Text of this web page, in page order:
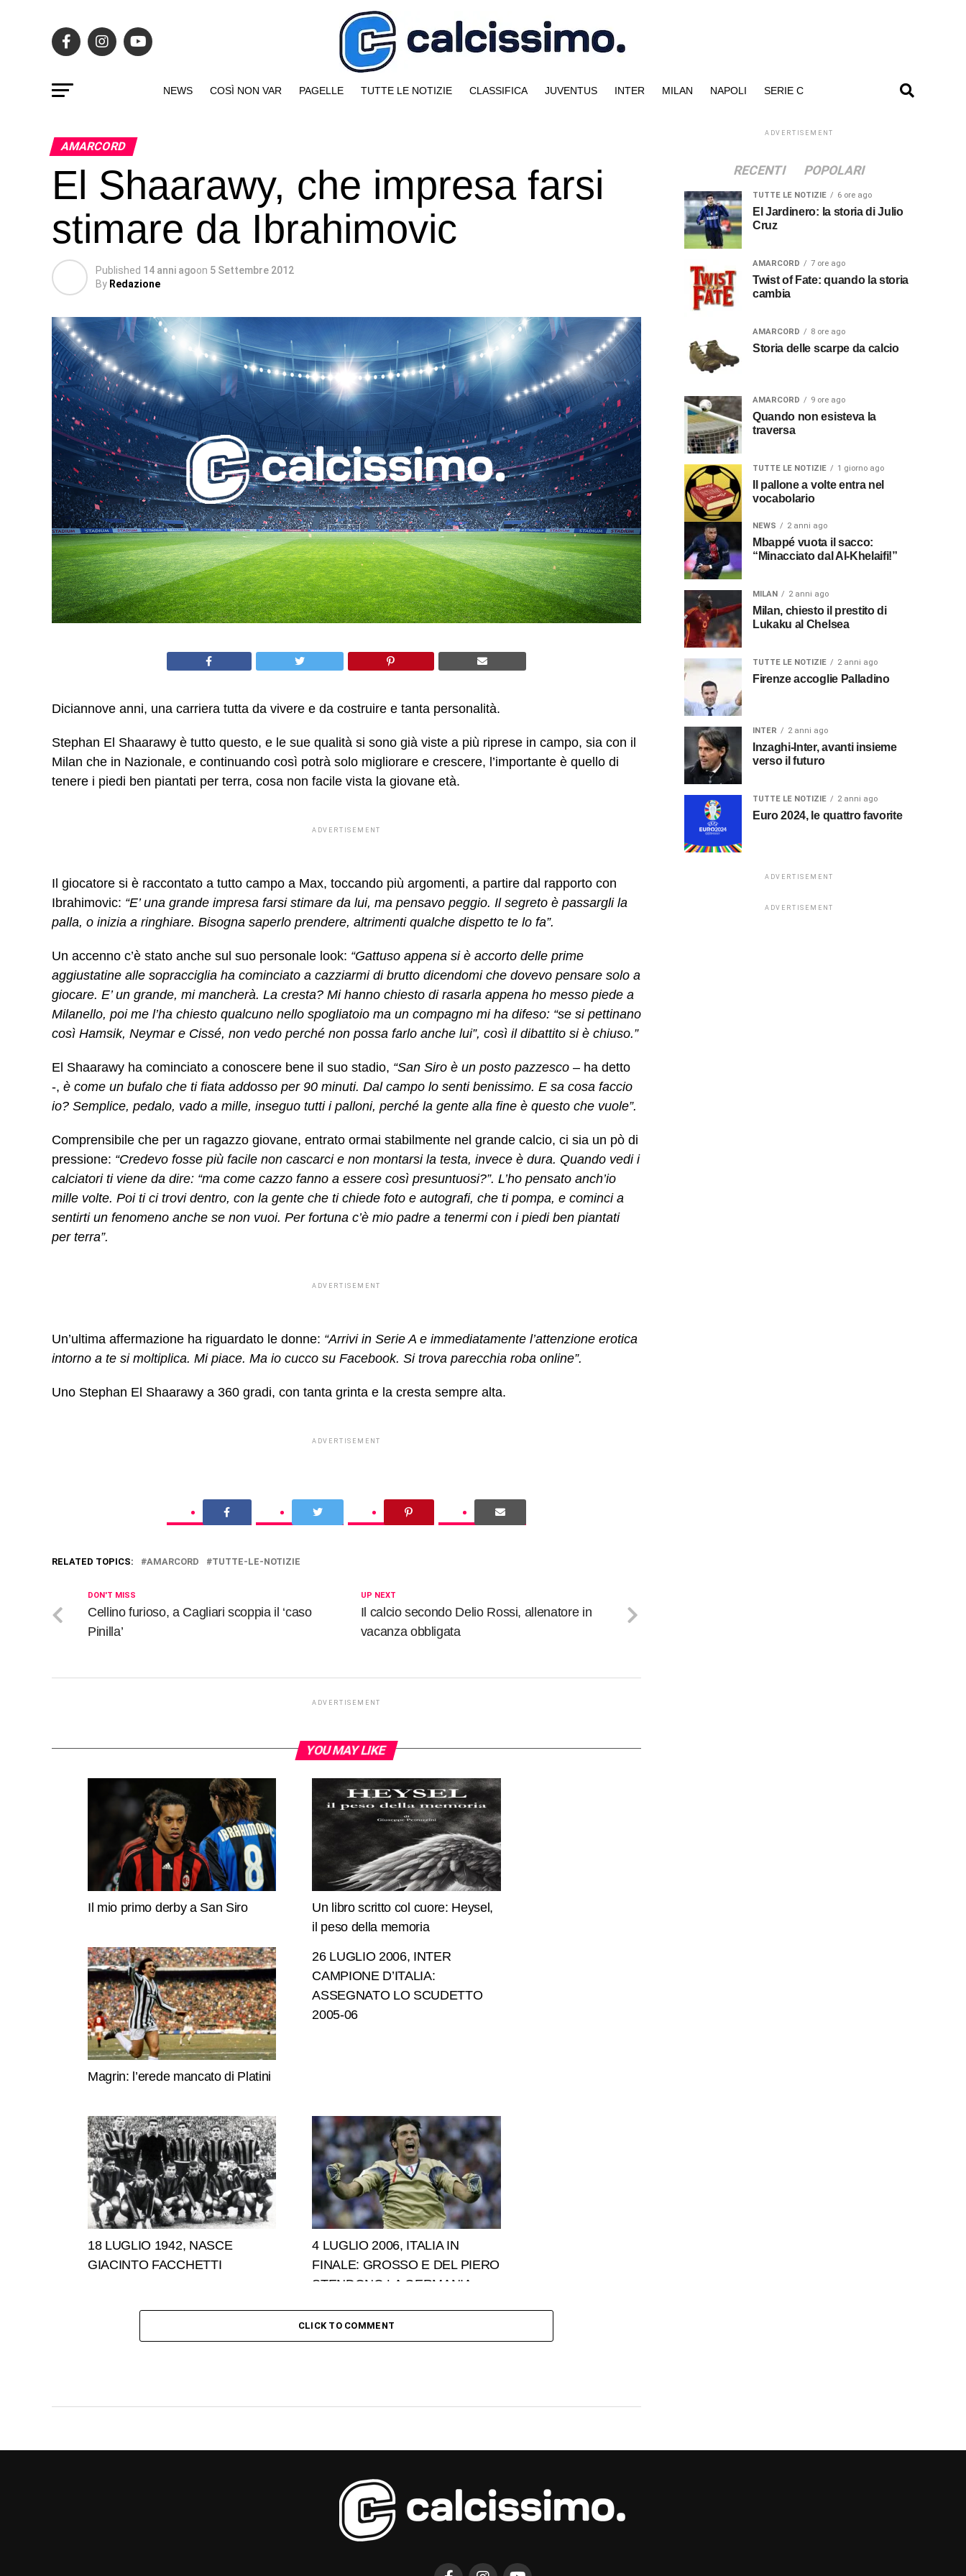
NEWS COSÌ NON VAR PAGELLE TUTTE LE NOTIZIE CLASSIFICA JUVENTUS INTER MILAN NAPOLI SERIE C
AMARCORD
El Shaarawy, che impresa farsi
stimare da Ibrahimovic
Published 14 anni agoon 5 Settembre 2012
By Redazione
Diciannove anni, una carriera tutta da vivere e da costruire e tanta personalità.
Stephan El Shaarawy è tutto questo, e le sue qualità si sono già viste a più riprese in campo, sia con il
Milan che in Nazionale, e continuando così potrà solo migliorare e crescere, l’importante è quello di
tenere i piedi ben piantati per terra, cosa non facile vista la giovane età.
ADVERTISEMENT
Il giocatore si è raccontato a tutto campo a Max, toccando più argomenti, a partire dal rapporto con
Ibrahimovic: “E’ una grande impresa farsi stimare da lui, ma pensavo peggio. Il segreto è passargli la
palla, o inizia a ringhiare. Bisogna saperlo prendere, altrimenti qualche dispetto te lo fa”.
Un accenno c’è stato anche sul suo personale look: “Gattuso appena si è accorto delle prime
aggiustatine alle sopracciglia ha cominciato a cazziarmi di brutto dicendomi che dovevo pensare solo a
giocare. E’ un grande, mi mancherà. La cresta? Mi hanno chiesto di rasarla appena ho messo piede a
Milanello, poi me l’ha chiesto qualcuno nello spogliatoio ma un compagno mi ha difeso: “se si pettinano
così Hamsik, Neymar e Cissé, non vedo perché non possa farlo anche lui”, così il dibattito si è chiuso.”
El Shaarawy ha cominciato a conoscere bene il suo stadio, “San Siro è un posto pazzesco – ha detto
-, è come un bufalo che ti fiata addosso per 90 minuti. Dal campo lo senti benissimo. E sa cosa faccio
io? Semplice, pedalo, vado a mille, inseguo tutti i palloni, perché la gente alla fine è questo che vuole”.
Comprensibile che per un ragazzo giovane, entrato ormai stabilmente nel grande calcio, ci sia un pò di
pressione: “Credevo fosse più facile non cascarci e non montarsi la testa, invece è dura. Quando vedi i
calciatori ti viene da dire: “ma come cazzo fanno a essere così presuntuosi?”. L’ho pensato anch’io
mille volte. Poi ti ci trovi dentro, con la gente che ti chiede foto e autografi, che ti pompa, e cominci a
sentirti un fenomeno anche se non vuoi. Per fortuna c’è mio padre a tenermi con i piedi ben piantati
per terra”.
ADVERTISEMENT
Un’ultima affermazione ha riguardato le donne: “Arrivi in Serie A e immediatamente l’attenzione erotica
intorno a te si moltiplica. Mi piace. Ma io cucco su Facebook. Si trova parecchia roba online”.
Uno Stephan El Shaarawy a 360 gradi, con tanta grinta e la cresta sempre alta.
ADVERTISEMENT
RELATED TOPICS: AMARCORD TUTTE-LE-NOTIZIE
UP NEXT
Il calcio secondo Delio Rossi, allenatore in
vacanza obbligata
DON'T MISS
Cellino furioso, a Cagliari scoppia il ‘caso
Pinilla’
ADVERTISEMENT
YOU MAY LIKE
Il mio primo derby a San Siro
Un libro scritto col cuore: Heysel,
il peso della memoria
Magrin: l’erede mancato di Platini
26 LUGLIO 2006, INTER
CAMPIONE D’ITALIA:
ASSEGNATO LO SCUDETTO
2005-06
18 LUGLIO 1942, NASCE
GIACINTO FACCHETTI
4 LUGLIO 2006, ITALIA IN
FINALE: GROSSO E DEL PIERO
STENDONO LA GERMANIA
CLICK TO COMMENT
ADVERTISEMENT
RECENTI POPOLARI
TUTTE LE NOTIZIE 6 ore ago
El Jardinero: la storia di Julio
Cruz
AMARCORD 7 ore ago
Twist of Fate: quando la storia
cambia
AMARCORD 8 ore ago
Storia delle scarpe da calcio
AMARCORD 9 ore ago
Quando non esisteva la
traversa
TUTTE LE NOTIZIE 1 giorno ago
Il pallone a volte entra nel
vocabolario
NEWS 2 anni ago
Mbappé vuota il sacco:
“Minacciato dal Al-Khelaifi!”
MILAN 2 anni ago
Milan, chiesto il prestito di
Lukaku al Chelsea
TUTTE LE NOTIZIE 2 anni ago
Firenze accoglie Palladino
INTER 2 anni ago
Inzaghi-Inter, avanti insieme
verso il futuro
TUTTE LE NOTIZIE 2 anni ago
Euro 2024, le quattro favorite
ADVERTISEMENT
ADVERTISEMENT